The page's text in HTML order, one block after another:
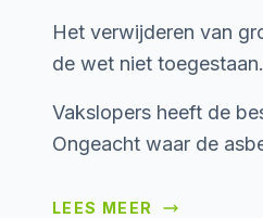
Het verwijderen van
de wet niet toegestaan.
Vakslopers heeft de
Ongeacht waar de
LEES MEER